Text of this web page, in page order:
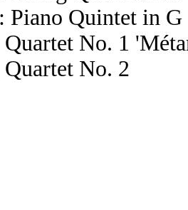
Piano Quintet in
No. 1
No. 2